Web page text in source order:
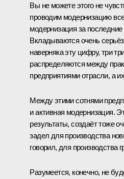
Вы не можете этого не
проводим модернизацию
модернизация за
Вкладываются очень
наверняка эту цифру, три
распределяются между
предприятиями отрасли, а
Между этими сотнями
и активная модернизация.
результаты, создаёт тоже
задел для производства
говорил, для производства
Разумеется, конечно, не